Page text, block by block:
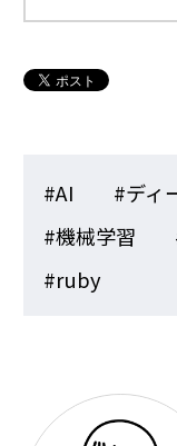
#AI
#ディ
#機械学習
#ruby